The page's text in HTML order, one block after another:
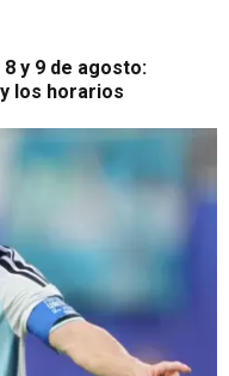
y 9 de agosto:
los horarios